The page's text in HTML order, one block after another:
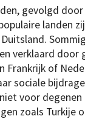
gevolgd door
landen
verklaard door
Frankrijk of
sociale
voor degenen
zoals Turkije